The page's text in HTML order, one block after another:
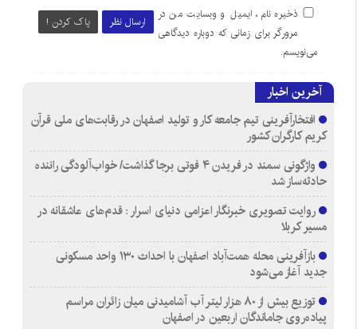
ارسال نظر پاک کردن !
ذخیره نام، ایمیل و وبسایت من در
مرورگر برای زمانی که دوباره دیدگاهی
می‌نویسم.
آخرین اخبار
افتخارآفرینی تیم جامعه کار و تولید اصفهان در رقابت‌های ملی قرآن
کریم کارگران کشور
واژگونی سمند در فریدن ۴ فوتی برجا گذاشت/ خواب‌آلودگی راننده
حادثه‌ساز شد
روایت تصویری خبرنگار اعزامی دنیای اسرار : قدم‌های عاشقانه در
مسیر کربلا
بازآفرینی محله همت‌آباد اصفهان با احداث ۱۳۰ واحد مسکونی
جدید آغاز می‌شود
توزیع بیش از ۸۰ هزار لیتر آب آشامیدنی میان زائران مراسم
پیاده‌روی جاماندگان اربعین در اصفهان